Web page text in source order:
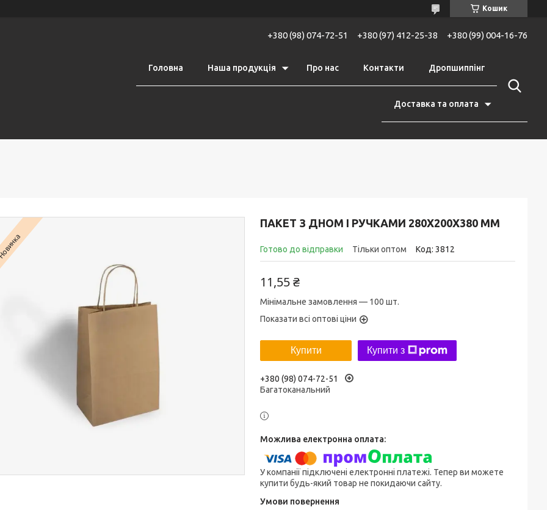
Кошик
+380 (98) 074-72-51 +380 (97) 412-25-38 +380 (99) 004-16-76
Головна Наша продукція Про нас Контакти Дропшиппінг
Доставка та оплата
ПАКЕТ З ДНОМ І РУЧКАМИ 280Х200Х380 ММ
Готово до відправки Тільки оптом Код: 3812
11,55 ₴
Мінімальне замовлення — 100 шт.
Показати всі оптові ціни
Купити Купити з
+380 (98) 074-72-51
Багатоканальний
У компанії підключені електронні платежі. Тепер ви можете
купити будь-який товар не покидаючи сайту.